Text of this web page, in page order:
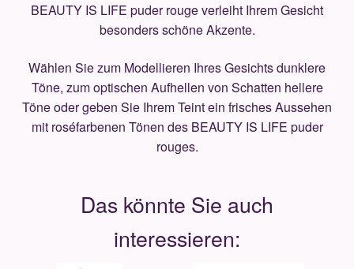
BEAUTY IS LIFE puder rouge verleiht Ihrem Gesicht
besonders schöne Akzente.
Wählen Sie zum Modellieren Ihres Gesichts dunklere
Töne, zum optischen Aufhellen von Schatten hellere
Töne oder geben Sie Ihrem Teint ein frisches Aussehen
mit roséfarbenen Tönen des BEAUTY IS LIFE puder
rouges.